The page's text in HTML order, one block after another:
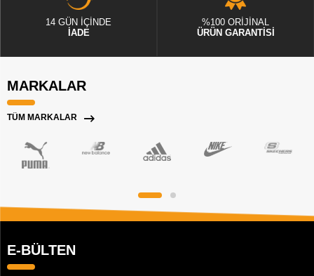
14 GÜN İÇİNDE
İADE
%100 ORİJİNAL
ÜRÜN GARANTİSİ
MARKALAR
TÜM MARKALAR
E-BÜLTEN